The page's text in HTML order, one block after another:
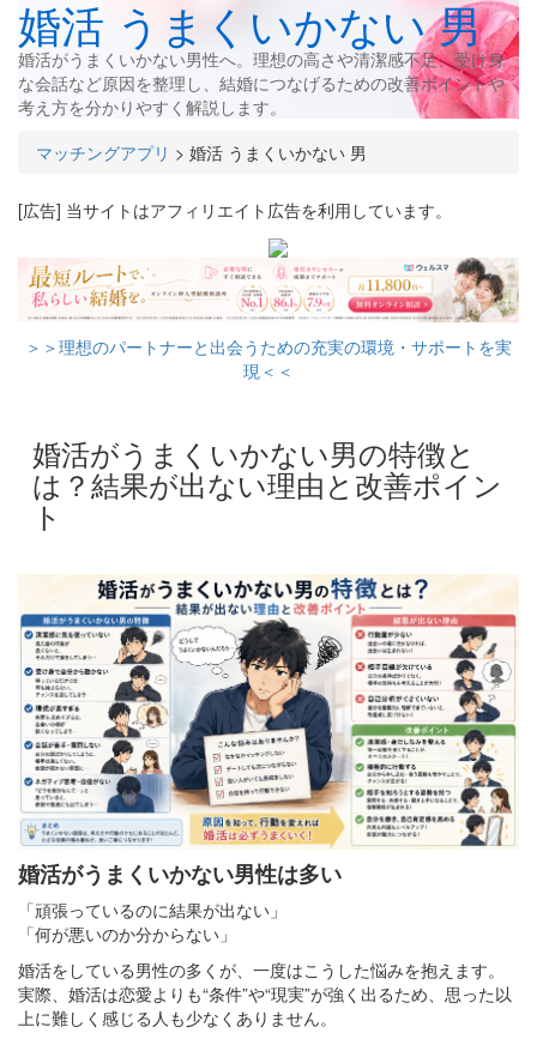
婚活 うまくいかない 男
婚活がうまくいかない男性へ。理想の高さや清潔感不足、受け身
な会話など原因を整理し、結婚につなげるための改善ポイントや
考え方を分かりやすく解説します。
マッチングアプリ > 婚活 うまくいかない 男
[広告] 当サイトはアフィリエイト広告を利用しています。
＞＞理想のパートナーと出会うための充実の環境・サポートを実
現＜＜
婚活がうまくいかない男の特徴と
は？結果が出ない理由と改善ポイン
ト
婚活がうまくいかない男性は多い
「頑張っているのに結果が出ない」
「何が悪いのか分からない」
婚活をしている男性の多くが、一度はこうした悩みを抱えます。
実際、婚活は恋愛よりも“条件”や“現実”が強く出るため、思った以
上に難しく感じる人も少なくありません。